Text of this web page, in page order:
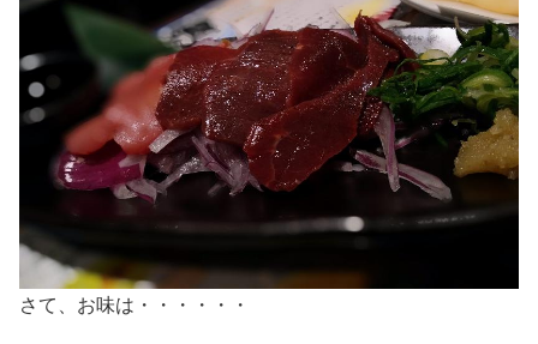
さて、お味は・・・・・・